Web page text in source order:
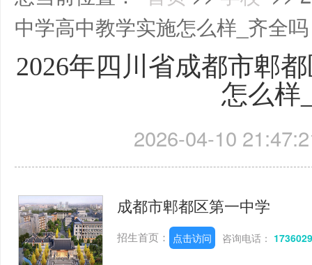
中学高中教学实施怎么样_齐全吗
2026年四川省成都市郫
怎么样
2026-04-10
成都市郫都区第一中学
招生首页： 点击访问 咨询电话：